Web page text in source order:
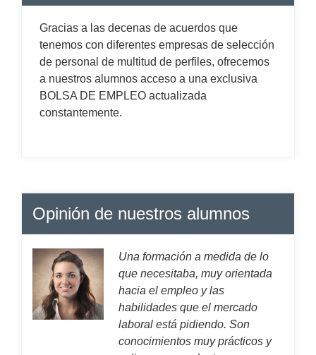
Gracias a las decenas de acuerdos que
tenemos con diferentes empresas de selección
de personal de multitud de perfiles, ofrecemos
a nuestros alumnos acceso a una exclusiva
BOLSA DE EMPLEO actualizada
constantemente.
Opinión de nuestros alumnos
Una formación a medida de lo
que necesitaba, muy orientada
hacia el empleo y las
habilidades que el mercado
laboral está pidiendo. Son
conocimientos muy prácticos y